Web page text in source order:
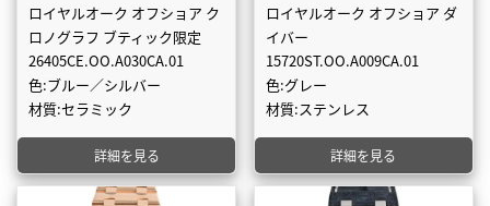
ロイヤルオーク オフショア ク
ロノグラフ ブティック限定
26405CE.OO.A030CA.01
色:ブルー／シルバー
材質:セラミック
詳細を見る
ロイヤルオーク オフショア ダ
イバー
15720ST.OO.A009CA.01
色:グレー
材質:ステンレス
詳細を見る